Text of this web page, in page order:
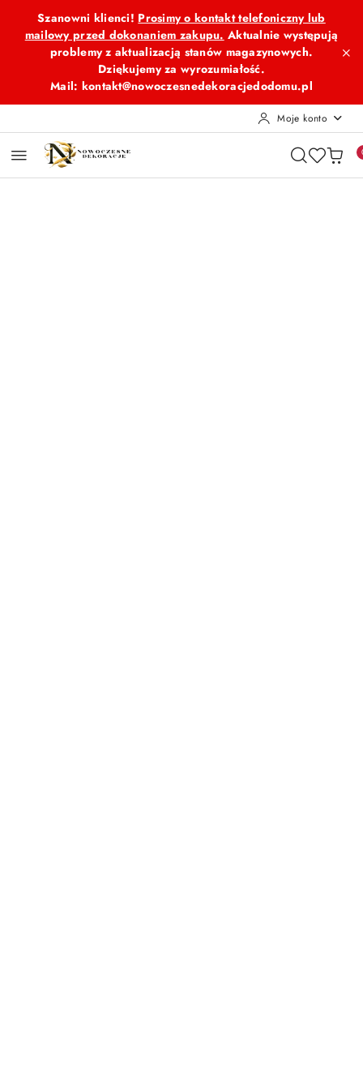
Przejdź do treści głównej
Przejdź do wyszukiwarki
Przejdź do moje konto
Przejdź do menu głównego
Przejdź do opisu produktu
Przejdź do stopki
Szanowni klienci! Prosimy o kontakt telefoniczny lub
mailowy przed dokonaniem zakupu. Aktualnie występują
problemy z aktualizacją stanów magazynowych.
Dziękujemy za wyrozumiałość.
Mail: kontakt@nowoczesnedekoracjedodomu.pl
Moje konto